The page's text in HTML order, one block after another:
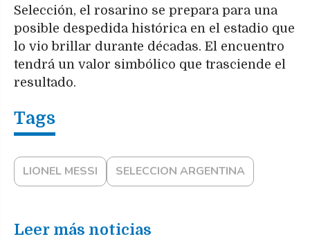
Selección, el rosarino se prepara para una
posible despedida histórica en el estadio que
lo vio brillar durante décadas. El encuentro
tendrá un valor simbólico que trasciende el
resultado.
LIONEL MESSI SELECCION ARGENTINA
Leer más noticias